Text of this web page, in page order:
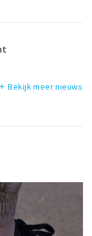
add Bekijk meer nieuws